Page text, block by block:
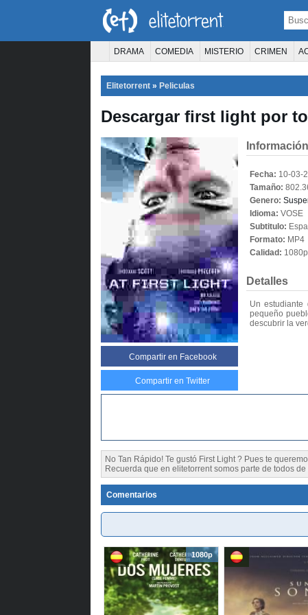
DRAMA COMEDIA MISTERIO CRIMEN
Elitetorrent » Peliculas
Descargar first light por
Compartir en Facebook
Compartir en Twitter
Fecha: 10-03-
Tamaño:
Genero:
Idioma: VOSE
Subtitulo:
Formato: MP4
Calidad: 1080p
Detalles
Un
pequeño
descubrir la
No Tan Rápido! Te gustó First Light ? Pues te
Recuerda que en elitetorrent somos parte de todos
Comentarios
1080p